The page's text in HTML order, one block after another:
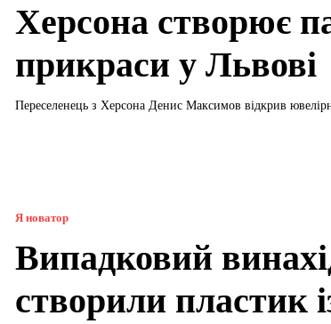
Херсона створює
прикраси у Львові
Переселенець з Херсона Денис Максимов відкрив
Я новатор
Випадковий
створили пластик